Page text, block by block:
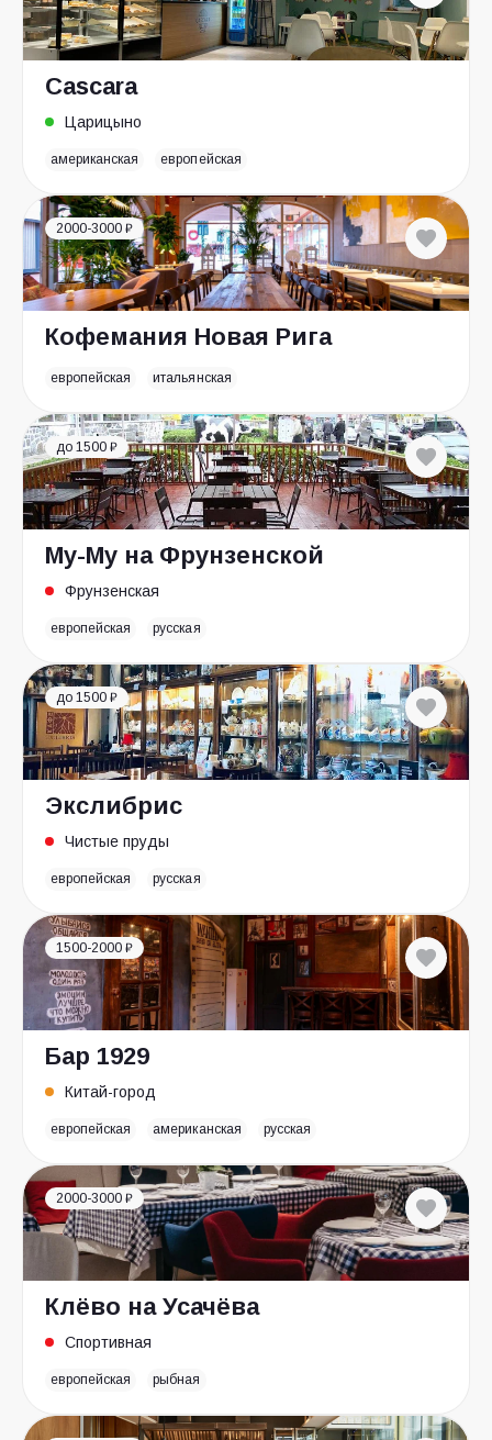
Cascara
Царицыно
американская европейская
2000-3000 ₽
Кофемания Новая Рига
европейская итальянская
до 1500 ₽
Му-Му на Фрунзенской
Фрунзенская
европейская русская
до 1500 ₽
Экслибрис
Чистые пруды
европейская русская
1500-2000 ₽
Бар 1929
Китай-город
европейская американская русская
2000-3000 ₽
Клёво на Усачёва
Спортивная
европейская рыбная